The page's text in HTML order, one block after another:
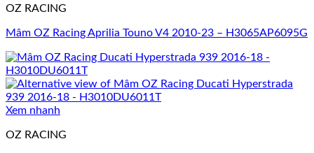
OZ RACING
Mâm OZ Racing Aprilia Touno V4 2010-23 – H3065AP6095G
Xem nhanh
OZ RACING